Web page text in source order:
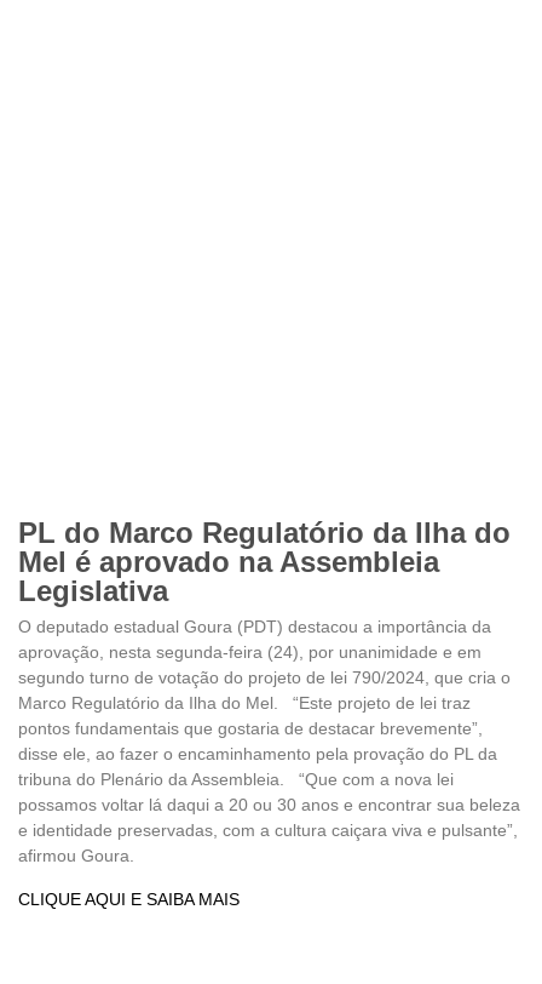
PL do Marco Regulatório da Ilha do
Mel é aprovado na Assembleia
Legislativa
O deputado estadual Goura (PDT) destacou a importância da
aprovação, nesta segunda-feira (24), por unanimidade e em
segundo turno de votação do projeto de lei 790/2024, que cria o
Marco Regulatório da Ilha do Mel. “Este projeto de lei traz
pontos fundamentais que gostaria de destacar brevemente”,
disse ele, ao fazer o encaminhamento pela provação do PL da
tribuna do Plenário da Assembleia. “Que com a nova lei
possamos voltar lá daqui a 20 ou 30 anos e encontrar sua beleza
e identidade preservadas, com a cultura caiçara viva e pulsante”,
afirmou Goura.
CLIQUE AQUI E SAIBA MAIS